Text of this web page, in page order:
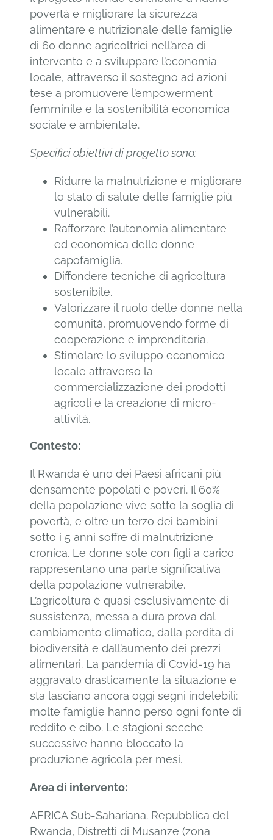
NEWS
EVENTI
DONA ORA
povertà e migliorare la sicurezza
alimentare e nutrizionale delle famiglie
di 60 donne agricoltrici nell’area di
intervento e a sviluppare l’economia
locale, attraverso il sostegno ad azioni
tese a promuovere l’empowerment
femminile e la sostenibilità economica
sociale e ambientale.
Specifici obiettivi di progetto sono:
Ridurre la malnutrizione e migliorare
lo stato di salute delle famiglie più
vulnerabili.
Rafforzare l’autonomia alimentare
ed economica delle donne
capofamiglia.
Diffondere tecniche di agricoltura
sostenibile.
Valorizzare il ruolo delle donne nella
comunità, promuovendo forme di
cooperazione e imprenditoria.
Stimolare lo sviluppo economico
locale attraverso la
commercializzazione dei prodotti
agricoli e la creazione di micro-
attività.
Contesto:
Il Rwanda è uno dei Paesi africani più
densamente popolati e poveri. Il 60%
della popolazione vive sotto la soglia di
povertà, e oltre un terzo dei bambini
sotto i 5 anni soffre di malnutrizione
cronica. Le donne sole con figli a carico
rappresentano una parte significativa
della popolazione vulnerabile.
L’agricoltura è quasi esclusivamente di
sussistenza, messa a dura prova dal
cambiamento climatico, dalla perdita di
biodiversità e dall’aumento dei prezzi
alimentari. La pandemia di Covid-19 ha
aggravato drasticamente la situazione e
sta lasciano ancora oggi segni indelebili:
molte famiglie hanno perso ogni fonte di
reddito e cibo. Le stagioni secche
successive hanno bloccato la
produzione agricola per mesi.
Area di intervento:
AFRICA Sub-Sahariana. Repubblica del
Rwanda, Distretti di Musanze (zona